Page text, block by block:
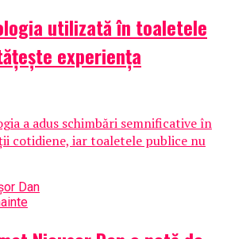
utilizată în toaletele
experiența
a adus schimbări semnificative în
cotidiene, iar toaletele publice nu